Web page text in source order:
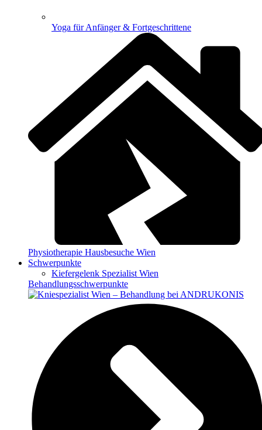
Yoga für Anfänger & Fortgeschrittene
Physiotherapie Hausbesuche Wien
Schwerpunkte
Kiefergelenk Spezialist Wien
Behandlungsschwerpunkte